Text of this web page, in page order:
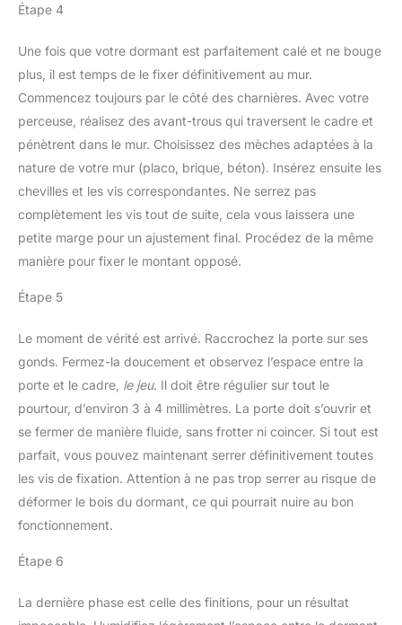
Étape 4
Une fois que votre dormant est parfaitement calé et ne bouge
plus, il est temps de le fixer définitivement au mur.
Commencez toujours par le côté des charnières. Avec votre
perceuse, réalisez des avant-trous qui traversent le cadre et
pénètrent dans le mur. Choisissez des mèches adaptées à la
nature de votre mur (placo, brique, béton). Insérez ensuite les
chevilles et les vis correspondantes. Ne serrez pas
complètement les vis tout de suite, cela vous laissera une
petite marge pour un ajustement final. Procédez de la même
manière pour fixer le montant opposé.
Étape 5
Le moment de vérité est arrivé. Raccrochez la porte sur ses
gonds. Fermez-la doucement et observez l’espace entre la
porte et le cadre, le jeu. Il doit être régulier sur tout le
pourtour, d’environ 3 à 4 millimètres. La porte doit s’ouvrir et
se fermer de manière fluide, sans frotter ni coincer. Si tout est
parfait, vous pouvez maintenant serrer définitivement toutes
les vis de fixation. Attention à ne pas trop serrer au risque de
déformer le bois du dormant, ce qui pourrait nuire au bon
fonctionnement.
Étape 6
La dernière phase est celle des finitions, pour un résultat